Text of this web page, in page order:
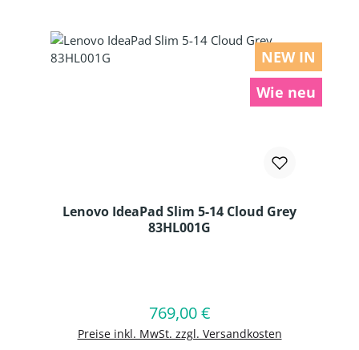
NEW IN
Wie neu
Lenovo IdeaPad Slim 5-14 Cloud Grey
83HL001G
Regulärer Preis:
769,00 €
Preise inkl. MwSt. zzgl. Versandkosten
In den Warenkorb